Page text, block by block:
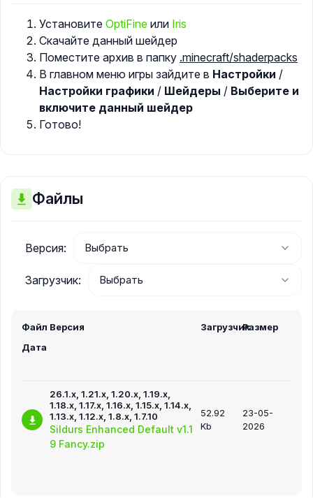
Установите OptiFine или Iris
Скачайте данный шейдер
Поместите архив в папку .minecraft/shaderpacks
В главном меню игры зайдите в Настройки /
Настройки графики / Шейдеры / Выберите и
включите данный шейдер
Готово!
Файлы
Версия:
Загрузчик:
Файл Версия ЗагрузчикРазмер
Дата
26.1.x, 1.21.x, 1.20.x, 1.19.x,
1.18.x, 1.17.x, 1.16.x, 1.15.x, 1.14.x,
1.13.x, 1.12.x, 1.8.x, 1.7.10
Sildurs Enhanced Default v1.1
9 Fancy.zip
52.92
Kb
23-05-
2026